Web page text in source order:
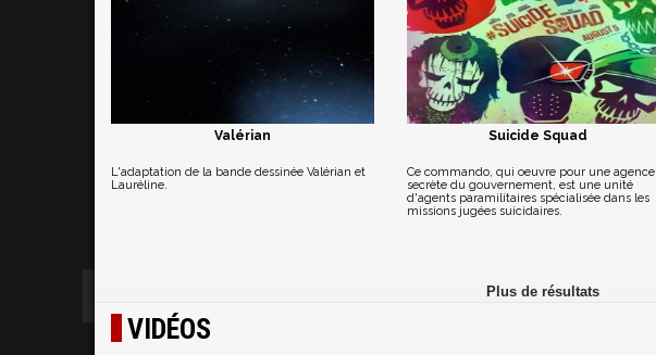
Valérian
L'adaptation de la bande dessinée Valérian et
Lauréline.
Suicide Squad
Ce commando, qui oeuvre pour une agence
secrète du gouvernement, est une unité
d'agents paramilitaires spécialisée dans les
missions jugées suicidaires.
VIDÉOS